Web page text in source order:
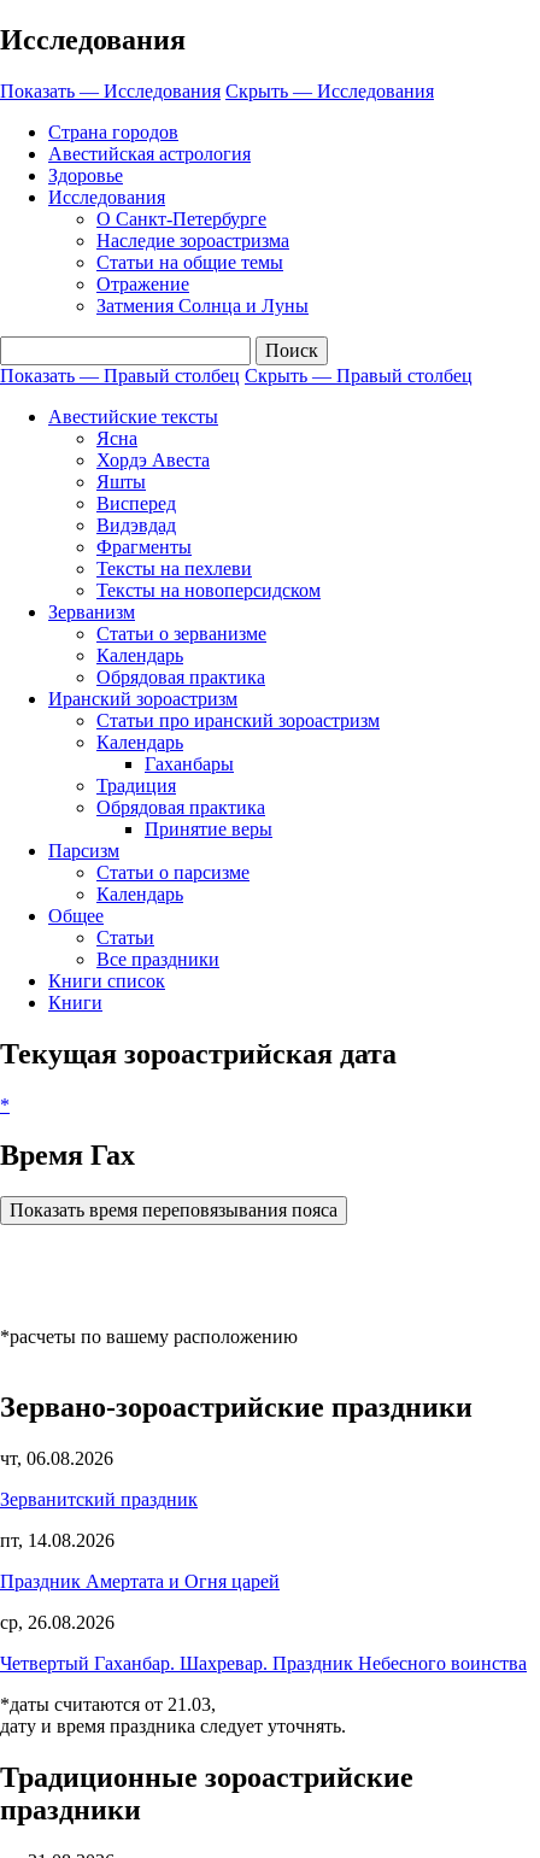
Исследования
Показать — Исследования Скрыть — Исследования
Страна городов
Авестийская астрология
Здоровье
Исследования
О Санкт-Петербурге
Наследие зороастризма
Cтатьи на общие темы
Отражение
Затмения Солнца и Луны
Правый
столбец
Показать — Правый столбец Скрыть — Правый столбец
Авестийские тексты
Ясна
Хордэ Авеста
Яшты
Висперед
Видэвдад
Фрагменты
Тексты на пехлеви
Тексты на новоперсидском
Зерванизм
Статьи о зерванизме
Календарь
Обрядовая практика
Иранский зороастризм
Статьи про иранский зороастризм
Календарь
Гаханбары
Традиция
Обрядовая практика
Принятие веры
Парсизм
Статьи о парсизме
Календарь
Общее
Статьи
Все праздники
Книги список
Книги
Текущая зороастрийская дата
*
Время Гах
Показать время переповязывания пояса
*расчеты по вашему расположению
Зервано-зороастрийские праздники
чт, 06.08.2026
Зерванитский праздник
пт, 14.08.2026
Праздник Амертата и Огня царей
ср, 26.08.2026
Четвертый Гаханбар. Шахревар. Праздник Небесного воинства
*даты считаются от 21.03,
дату и время праздника следует уточнять.
Традиционные зороастрийские
праздники